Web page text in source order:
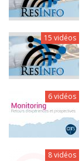
15 vidéos
6 vidéos
8 vidéos